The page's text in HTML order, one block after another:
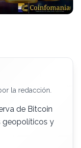
la redacción.
de Bitcoin
geopolíticos y